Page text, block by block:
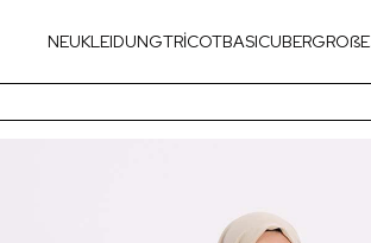
NEUKLEIDUNGTRİCOTBASICUBERGROßE